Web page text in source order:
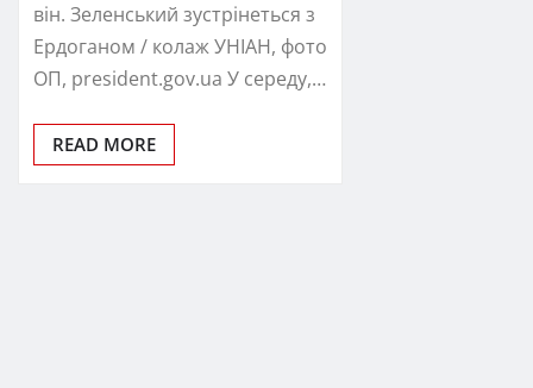
він. Зеленський зустрінеться з
Ердоганом / колаж УНІАН, фото
ОП, president.gov.ua У середу,…
READ MORE